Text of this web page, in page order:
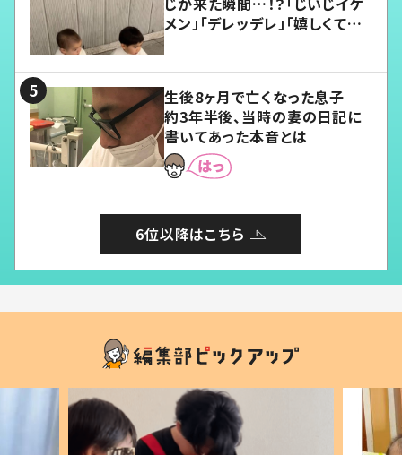
メン」「デレッデレ」「嬉しくて可
生後8ヶ月で亡くなった息子
約3年半後、当時の妻の日記に
書いてあった本音とは
6位以降はこちら